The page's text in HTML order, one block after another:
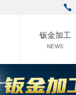
钣金加工
NEWS